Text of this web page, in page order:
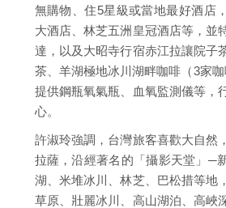
無購物、住5星級或當地最好酒店
大酒店、林芝五洲皇冠酒店等，並
達，以及大昭寺行宿赤江拉讓院子
茶、羊湖極地冰川湖畔咖啡（3家
提供鋼瓶氧氣瓶、血氧監測儀等，
心。
許淑玲強調，台灣旅客喜歡大自然
拉薩，沿經著名的「攝影天堂」─
湖、米堆冰川、林芝、巴松措等地
草原、壯麗冰川、高山湖泊、高峽